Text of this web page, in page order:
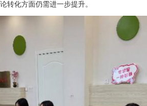
转化方面仍需进一步提升。